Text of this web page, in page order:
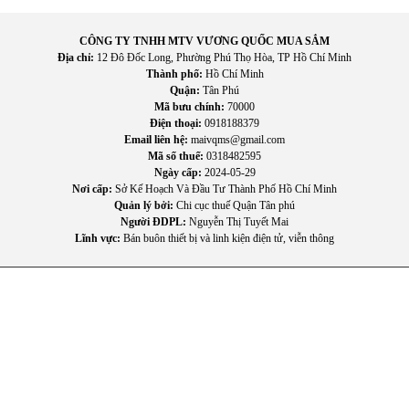
Phù hợp nhiều không gian
Sản phẩm thích hợp sử dụng trong nhiều môi trường như:
Phòng khách, Phòng ngủ, Văn phòng làm việc, Cửa hàng
kinh doanh, Nhà trọ hoặc ký túc xá.
Hỗ trợ lưu thông không khí
Quạt giúp không khí trong phòng được lưu thông tốt hơn,
tạo cảm giác thông thoáng và dễ chịu.
CÔNG TY TNHH MTV VƯƠNG QUỐC MUA SẮM
Địa chỉ: 12 Đô Đốc Long, Phường Phú Thọ Hòa, TP Hồ Chí Minh
Thành phố: Hồ Chí Minh
Quận: Tân Phú
Mã bưu chính: 70000
Điện thoại: 0918188379
Email liên hệ: maivqms@gmail.com
Mã số thuế: 0318482595
Ngày cấp: 2024-05-29
Nơi cấp: Sở Kế Hoạch Và Đầu Tư Thành Phố Hồ Chí Minh
Quản lý bởi: Chi cục thuế Quận Tân phú
Người ĐDPL: Nguyễn Thị Tuyết Mai
Lĩnh vực: Bán buôn thiết bị và linh kiện điện tử, viễn thông